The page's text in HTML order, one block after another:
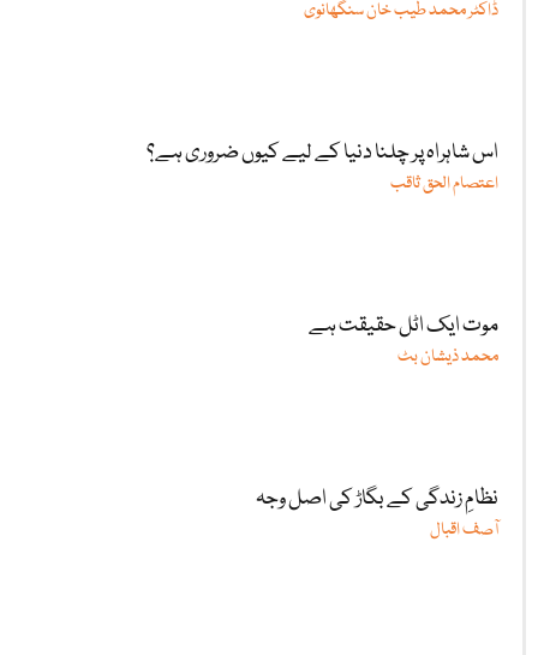
ڈاکٹر محمد طیب خان سنگھانوی
اس شاہراہ پر چلنا دنیا کے لیے کیوں ضروری ہے؟
اعتصام الحق ثاقب
موت ایک اٹل حقیقت ہے
محمد ذیشان بٹ
نظامِ زندگی کے بگاڑ کی اصل وجہ
آصف اقبال